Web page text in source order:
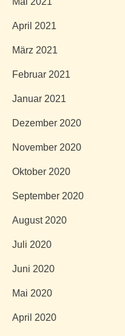
April 2021
März 2021
Februar 2021
Januar 2021
Dezember 2020
November 2020
Oktober 2020
September 2020
August 2020
Juli 2020
Juni 2020
Mai 2020
April 2020